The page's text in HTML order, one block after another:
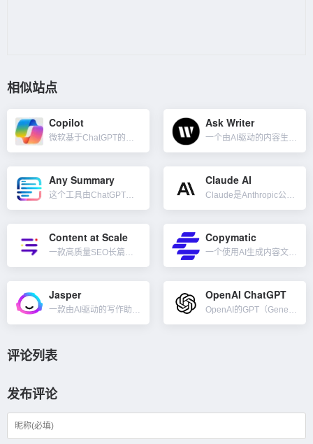
相似站点
Copilot Ask Writer
Any Summary
这个工具由ChatGPT提供支持，可以上传pdf、docx、jpg、png、mov、pptx、mp3、mp4、txt、csv、m4a等格式文件，限制文件大小100MB，然后快速分析和总结这些文件，只需...
Claude AI
Claude是Anthropic公司开发的下一代人工智能助手。Claude能够很好的完成文本处理任务，帮助用户产出优质内容，并保持高度的可靠性。它可以协助总结、搜索、创造性和协作性写作、问答、编码等。...
Content at Scale
一款高质量SEO长篇博客文章AI内容生成工具。在几分钟内针对任何利基行业生成长篇、原创、无法检测的 SEO 博文，无需再外包写手进行内容创建、其它的 AI 编写器或用 ChatGPT 生成长文章的低效...
Copymatic
一个使用AI生成内容文案和图像的工具。使用Copymatic的人工智能驱动的内容编写器可以将简短描述生成1000多字的文章。包括任何文章元素，例如标题、简介、大纲、正文或结论。...
Jasper
一款由AI驱动的写作助手和文案内容生成工具。利用了先进的自然语言处理（NLP）技术和深度学习算法，以辅助用户快速、轻松地创建高质量的文字内容。Jasper AI 主要针对内容创作者、博主、营销人员以及...
OpenAI ChatGPT
OpenAI的GPT（Generative Pretrained Transformer）是一个基于transformer架构的神经网络模型，它以无监督的方式在大量的文本数据语料库中进行训练。Chat...
评论列表
发布评论